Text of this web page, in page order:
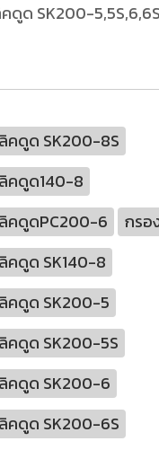
ดูด SK200-
คดูด SK200-8S
คดูด140-8
คดูดPC200-6
กรอ
คดูด SK140-8
คดูด SK200-5
คดูด SK200-5S
คดูด SK200-6
คดูด SK200-6S